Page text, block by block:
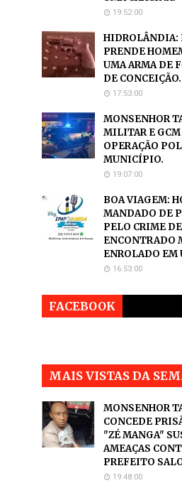
19:52:00
PRENDE
UMA ARMA DE
DE CONCEIÇÃO.
17:53:00
MONSENHOR
MILITAR E
OPERAÇÃO
MUNICÍPIO.
19:07:00
BOA VIAGEM:
MANDADO DE
PELO CRIME
ENCONTRADO
ENROLADO EM
16:53:00
FACEBOOK
MAIS VISTAS DA
MONSENHOR
CONCEDE
"ZÉ MANGA"
AMEAÇAS
PREFEITO
19:48:00